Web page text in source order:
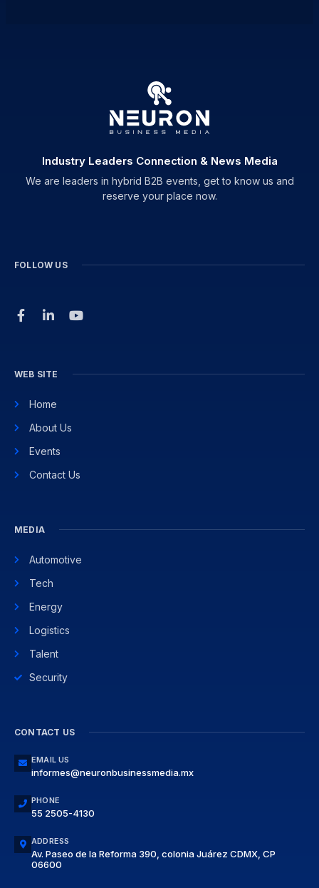
Industry Leaders Connection & News Media
We are leaders in hybrid B2B events, get to know us and
reserve your place now.
FOLLOW US
WEB SITE
Home
About Us
Events
Contact Us
MEDIA
Automotive
Tech
Energy
Logistics
Talent
Security
CONTACT US
EMAIL US
informes@neuronbusinessmedia.mx
PHONE
55 2505-4130
ADDRESS
Av. Paseo de la Reforma 390, colonia Juárez CDMX, CP
06600